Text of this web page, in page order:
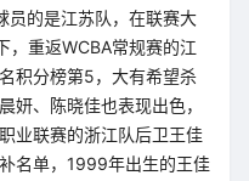
员的是江苏队，在联赛大
，重返WCBA常规赛的江
积分榜第5，大有希望杀
妍、陈晓佳也表现出色，
业联赛的浙江队后卫王佳
名单，1999年出生的王佳